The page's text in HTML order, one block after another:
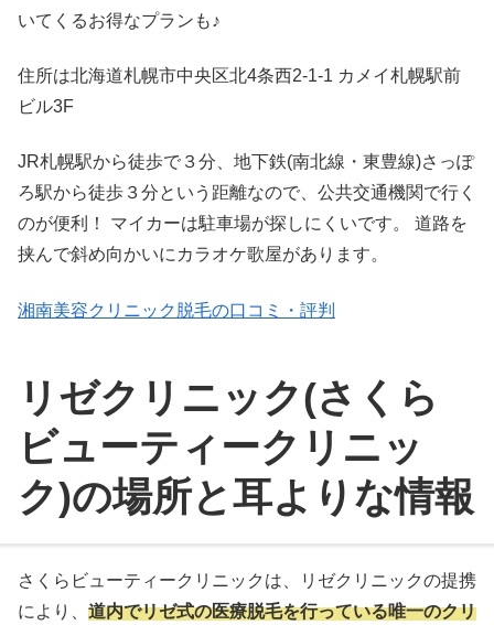
いてくるお得なプランも♪
住所は北海道札幌市中央区北4条西2-1-1 カメイ札幌駅前
ビル3F
JR札幌駅から徒歩で３分、地下鉄(南北線・東豊線)さっぽ
ろ駅から徒歩３分という距離なので、公共交通機関で行く
のが便利！ マイカーは駐車場が探しにくいです。 道路を
挟んで斜め向かいにカラオケ歌屋があります。
湘南美容クリニック脱毛の口コミ・評判
リゼクリニック(さくら
ビューティークリニッ
ク)の場所と耳よりな情報
さくらビューティークリニックは、リゼクリニックの提携
により、 道内でリゼ式の医療脱毛を行っている唯一のクリ